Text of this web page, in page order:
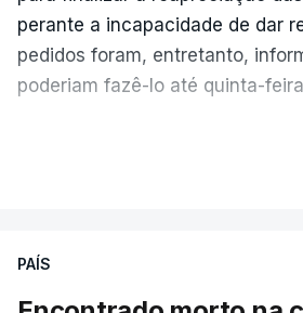
perante a incapacidade de dar
pedidos foram, entretanto,
poderiam fazê-lo até quinta-
No domingo, estavam
cento dos mais de 20 mil
PAÍS